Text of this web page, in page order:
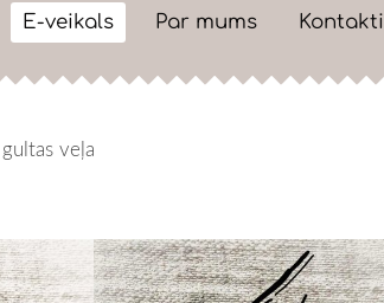
E-veikals Par mums Kontakti
veļa